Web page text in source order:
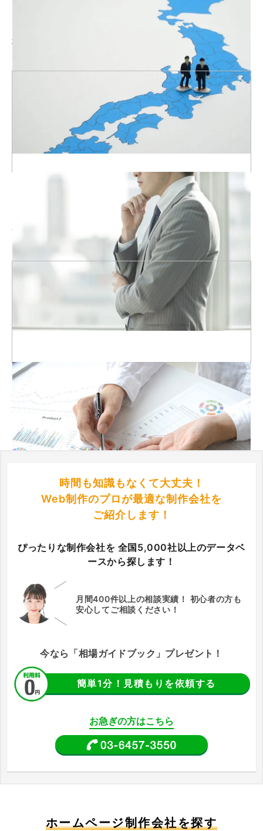
全国の制作会社の情報を収集
日本中の制作会社の情報を集め、集約したデータベースを保有。
地域や強みなど、様々な切り口で制作会社を探せます。
貴社の要件をヒアリング
プロが「制作の目的」「ご希望の予算」などを丁寧にヒアリン
グ。 Web制作の経験を持つコンサルタントが発注までサポート
するため安心です。
要件にあった制作会社を絞ってご紹介
貴社の目的に応じて、最適な制作会社をWeb幹事側で選定。 厳
選した数社をご提案させていただきます。
時間も知識もなくて大丈夫！
Web制作のプロが最適な制作会社を
ご紹介します！
ぴったりな制作会社を 全国5,000社以上のデータベ
ースから探します！
月間400件以上の相談実績！ 初心者の方も
安心してご相談ください！
今なら「相場ガイドブック」プレゼント！
簡単1分！見積もりを依頼する
お急ぎの方はこちら
ホームページ制作会社を探す